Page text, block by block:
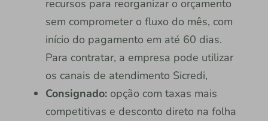
recursos para reorganizar o orçamento
sem comprometer o fluxo do mês, com
início do pagamento em até 60 dias.
Para contratar, a empresa pode utilizar
os canais de atendimento Sicredi,
Consignado:opção com taxas mais
competitivas e desconto direto na folha